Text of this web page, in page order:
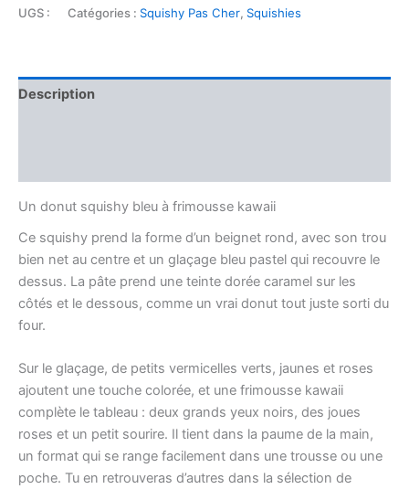
UGS : Catégories : Squishy Pas Cher, Squishies
Description
Un donut squishy bleu à frimousse kawaii
Ce squishy prend la forme d’un beignet rond, avec son trou
bien net au centre et un glaçage bleu pastel qui recouvre le
dessus. La pâte prend une teinte dorée caramel sur les
côtés et le dessous, comme un vrai donut tout juste sorti du
four.
Sur le glaçage, de petits vermicelles verts, jaunes et roses
ajoutent une touche colorée, et une frimousse kawaii
complète le tableau : deux grands yeux noirs, des joues
roses et un petit sourire. Il tient dans la paume de la main,
un format qui se range facilement dans une trousse ou une
poche. Tu en retrouveras d’autres dans la sélection de